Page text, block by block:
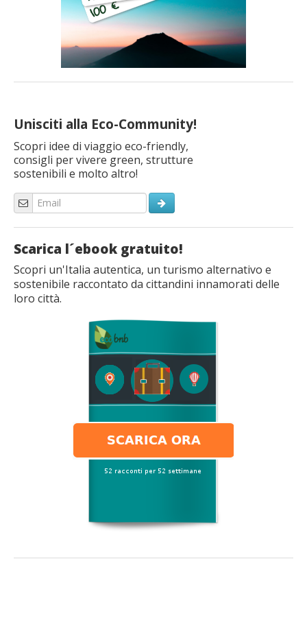
Unisciti alla Eco-Community!
Scopri idee di viaggio eco-friendly,
consigli per vivere green, strutture
sostenibili e molto altro!
Scarica l´ebook gratuito!
Scopri un'Italia autentica, un turismo alternativo e
sostenibile raccontato da cittandini innamorati delle
loro città.